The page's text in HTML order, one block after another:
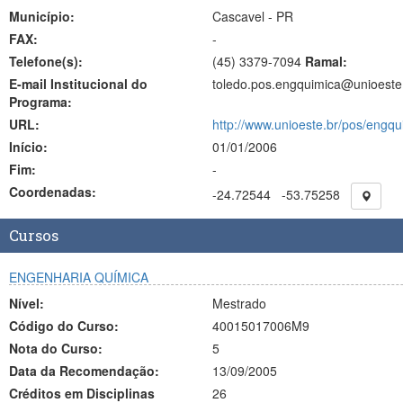
Município:
Cascavel - PR
FAX:
-
Telefone(s):
(45) 3379-7094 Ramal:
E-mail Institucional do
Programa:
URL:
http://www.unioeste.br/pos/
Início:
01/01/2006
Fim:
-
Coordenadas:
-24.72544 -53.75258
Cursos
ENGENHARIA QUÍMICA
Nível:
Mestrado
Código do Curso:
40015017006M9
Nota do Curso:
5
Data da Recomendação:
13/09/2005
Créditos em Disciplinas
26